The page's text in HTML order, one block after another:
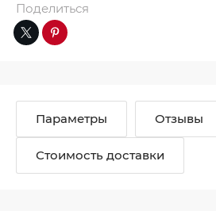
Поделиться
Параметры Отзывы
Стоимость доставки